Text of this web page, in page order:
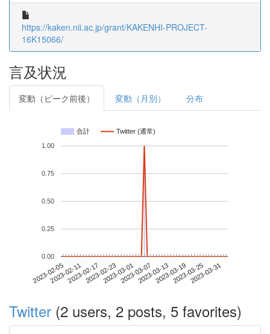
https://kaken.nii.ac.jp/grant/KAKENHI-PROJECT-
16K15066/
言及状況
変動（ピーク前後） 変動（月別） 分布
合計 Twitter (通常)
2023-02-052023-02-112023-02-172023-02-232023-03-012023-03-072023-03-132023-03-192023-03-252023-03-31
0.00
0.25
0.50
0.75
1.00
Twitter (2 users, 2 posts, 5 favorites)